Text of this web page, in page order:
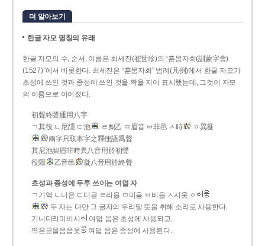
더 알아보기
한글 자모 명칭의 유래
한글 자모의 수, 순서, 이름은 최세진(崔世珍)의 “훈몽자회(訓蒙字會)
(1527)”에서 비롯한다. 최세진은 “훈몽자회” 범례(凡例)에서 한글 자모가
초성에 쓰인 것과 종성에 쓰인 것을 짝을 지어 표시했는데, 그것이 자모
의 이름으로 이어졌다.
初聲終聲通用八字
ㄱ其役 ㄴ尼隱 ㄷ池
ㄹ梨乙 ㅁ眉音 ㅂ非邑 ㅅ時
ㆁ異凝
兩字只取本字之釋俚語爲聲
其尼池梨眉非時異八音用於初聲
役隱
乙音邑 凝八音用於終聲
초성과 종성에 두루 쓰이는 여덟 자
ㄱ기역 ㄴ니은 ㄷ디귿 ㄹ리을 ㅁ미음 ㅂ비읍 ㅅ시옷 ㆁ
두 자는 다만 그 글자의 우리말 뜻을 취해 소리로 사용한다.
기니디리미비시
여덟 음은 초성에 사용되고,
역은귿을음읍옷
여덟 음은 종성에 사용된다.